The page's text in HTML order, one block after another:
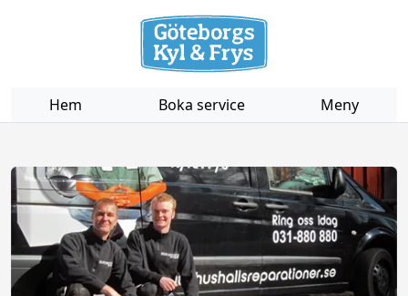
Hem Boka service Meny